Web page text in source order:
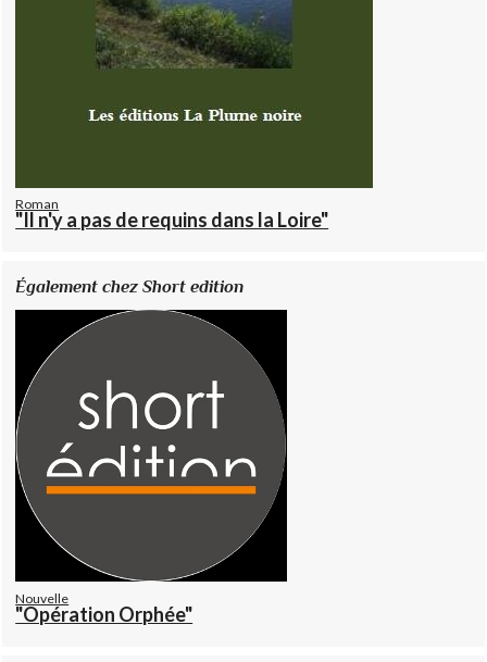
Roman
"Il n'y a pas de requins dans la Loire"
Également chez Short edition
Nouvelle
"Opération Orphée"